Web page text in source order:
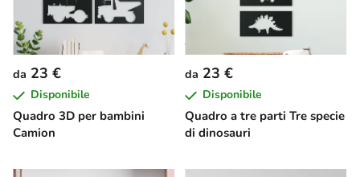
Quadro 3D per bambini
Camion
da 23 €
Disponibile
Quadro a tre parti Tre specie
di dinosauri
da 23 €
Disponibile